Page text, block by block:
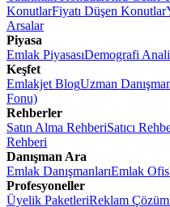
KonutlarFiyatı Düşen Konutlar
Arsalar
Piyasa
Emlak PiyasasıDemografi
Keşfet
Emlakjet BlogUzman
Fonu)
Rehberler
Satın Alma RehberiSatıcı
Rehberi
Danışman Ara
Emlak DanışmanlarıEmlak
Profesyoneller
Üyelik PaketleriReklam